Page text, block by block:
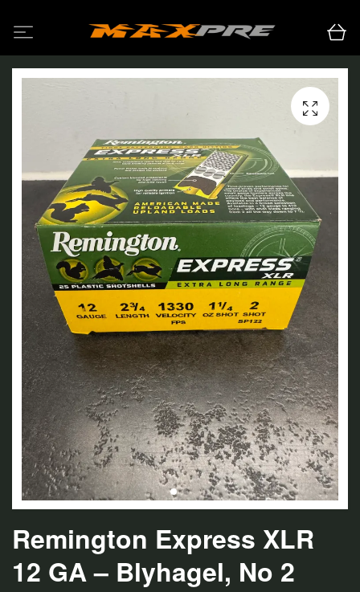
Remington Express XLR
12 GA – Blyhagel, No 2